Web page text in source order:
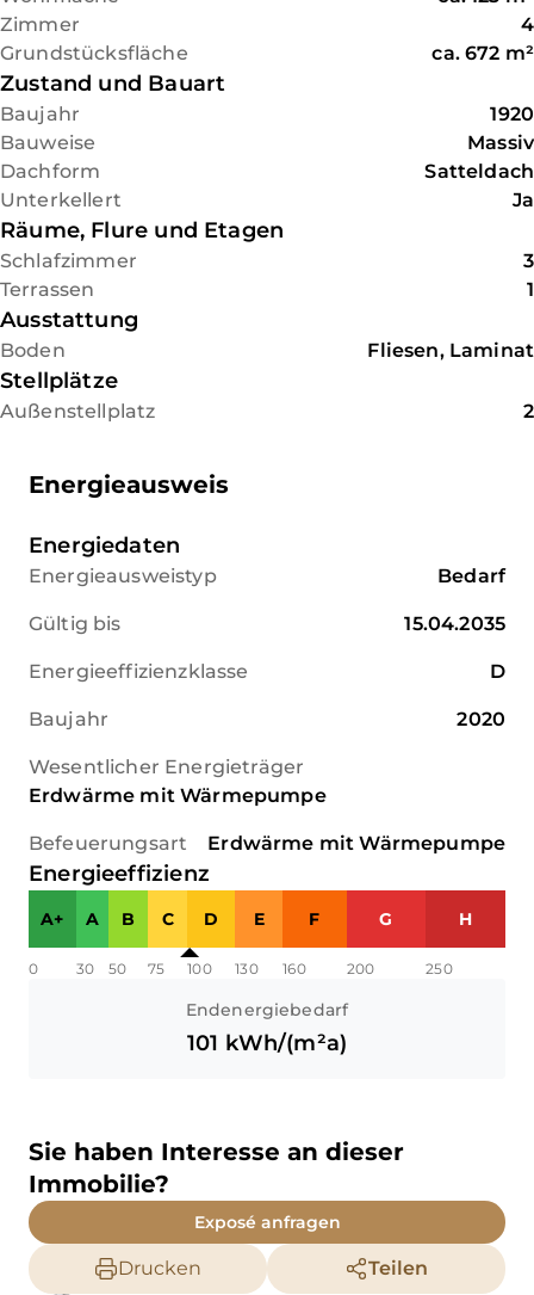
Verwirklichung eigener
Zimmer
4
Grundstücksfläche
ca. 672 m²
Zustand und Bauart
Baujahr
1920
Bauweise
Massiv
Dachform
Satteldach
Unterkellert
Ja
Räume, Flure und Etagen
Schlafzimmer
3
Terrassen
1
Ausstattung
Boden Fliesen, Laminat
Stellplätze
Außenstellplatz 2
Energieausweis
Energiedaten
Energieausweistyp Bedarf
Gültig bis 15.04.2035
Energieeffizienzklasse D
Baujahr 2020
Wesentlicher Energieträger
Erdwärme mit Wärmepumpe
Befeuerungsart Erdwärme mit Wärmepumpe
Energieeffizienz
A+ A B C D E F G H
0 30 50 75 100 130 160 200 250
Endenergiebedarf
101 kWh/(m²a)
Sie haben Interesse an dieser
Immobilie?
Exposé anfragen
Drucken
Teilen